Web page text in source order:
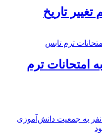
تغییر تاریخ
امتحانات ترم